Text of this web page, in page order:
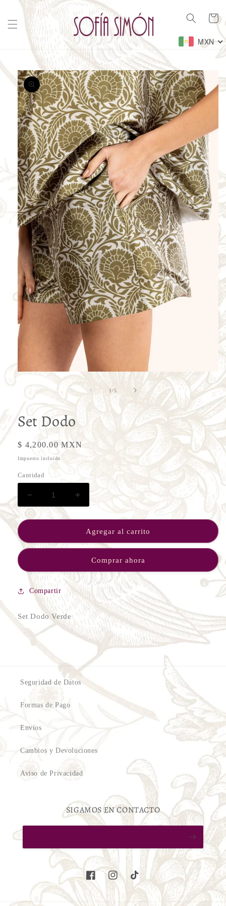
directamente
al contenido
Carrito
MXN
directamente
a la
información
del producto
Abrir
multimedia
una
ventana
modal
1/de
5
Set Dodo
Precio
habitual
$ 4,200.00 MXN
Impuesto incluido.
Cantidad
Reducir
cantidad
para
Dodo
Aumentar
cantidad
para
Set
Dodo
Agregar al carrito
Comprar ahora
Compartir
Set Dodo Verde
Seguridad de Datos
Formas de Pago
Envíos
Cambios y Devoluciones
Aviso de Privacidad
SIGAMOS EN CONTACTO
FacebookInstagramTikTok